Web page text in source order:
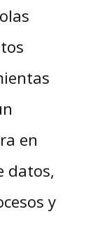
en
datos,
y